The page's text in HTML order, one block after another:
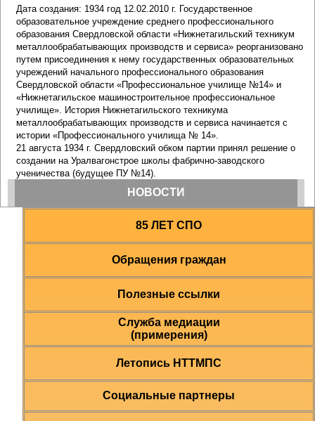
85 ЛЕТ СПО
Обращения граждан
Полезные ссылки
Служба медиации
(примерения)
Летопись НТТМПС
Социальные партнеры